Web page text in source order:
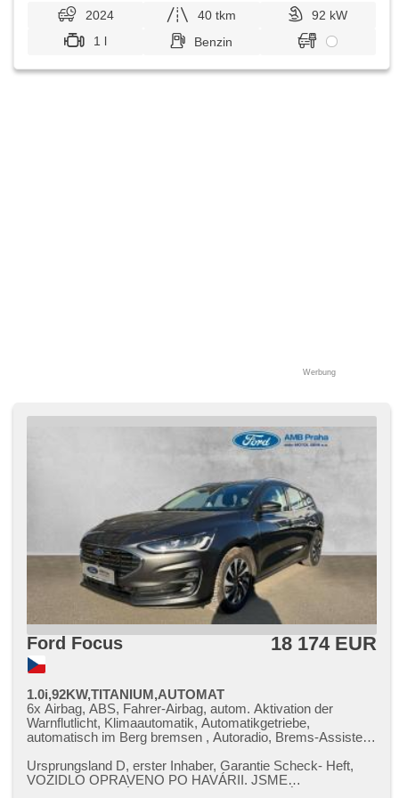
2024 40 tkm
92 kW
1 l
Benzin
Werbung
Ford Focus 18 174 EUR
1.0i,92KW,TITANIUM,AUTOMAT
6x Airbag, ABS, Fahrer-Airbag, autom. Aktivation der
Warnflutlicht, Klimaautomatik, Automatikgetriebe,
automatisch im Berg bremsen , Autoradio, Brems-Assistent,
El. Seitenscheiben, El. Klappspiegel, El. Spiegel, Uhr Spur,
Blind Spot Anzeige, Wegfahrsperre, Nebelscheinwerfer,
Ursprungsland D,​ erster Inhaber,​ Garantie Scheck​- Heft,​
VOZIDLO OPRAVENO PO HAVÁRII. JSME